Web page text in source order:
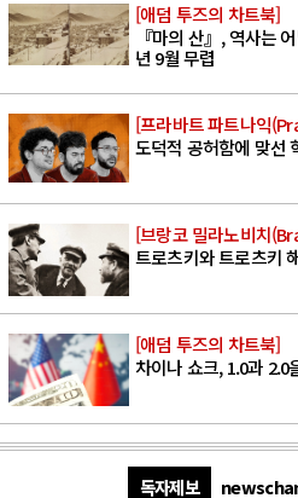
[애덤 투즈의 차트북]
『마의 산』, 역사는
년 9월 무렵
[프라바트 파트나익
도덕적 공허함에 맞선
[브랑코 밀라노비치
트로츠키와 트로츠키
[애덤 투즈의 차트북]
차이나 쇼크, 1.0과 2.0
독자제보